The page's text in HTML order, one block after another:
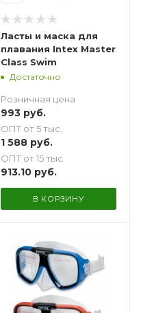
Ласты и маска для
плавания Intex Master
Class Swim
Достаточно
Розничная цена
993руб.
ОПТ от 5 тыс.
1 588руб.
ОПТ от 15 тыс.
913.10руб.
В КОРЗИНУ